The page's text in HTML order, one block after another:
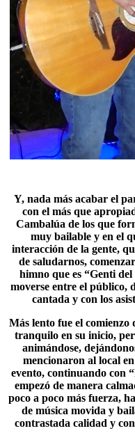
Y, nada más acabar el
con el más que
Cambalúa de los que
muy bailable y en el
interacción de la gente,
de saludarnos,
himno que es “Genti
moverse entre el público,
cantada y con los
Más lento fue el comienzo
tranquilo en su inicio,
animándose,
mencionaron al local
evento, continuando con
empezó de manera
poco a poco más fuerza,
de música movida y
contrastada calidad y